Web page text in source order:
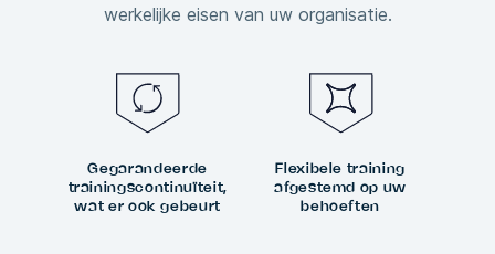
werkelijke eisen van uw organisatie.
Gegarandeerde
trainingscontinuïteit,
wat er ook gebeurt
Flexibele training
afgestemd op uw
behoeften